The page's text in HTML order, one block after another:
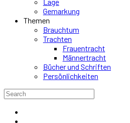
Gemarkung
Themen
Brauchtum
Trachten
Frauentracht
Männertracht
Bücher und Schriften
Persönlichkeiten